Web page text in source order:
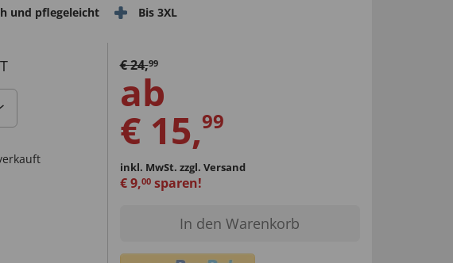
und pflegeleicht
Bis 3XL
€24,99
ab
€ 15,99
inkl. MwSt. zzgl. Versand
€9,00sparen!
In den Warenkorb